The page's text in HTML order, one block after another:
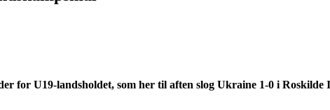
for U19-landsholdet, som her til aften slog Ukraine 1-0 i